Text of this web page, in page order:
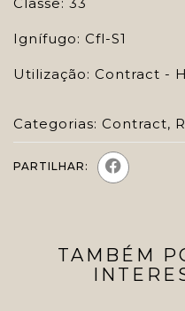
Ignífugo: Cfl-S1
Utilização: Contract -
Categorias: Contract,
PARTILHAR:
TAMBÉM